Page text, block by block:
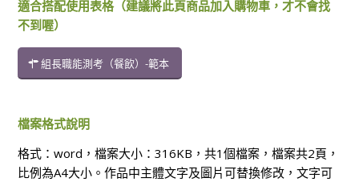
適合搭配使用表格（建議將此頁商品加入購物車，才不會找
不到喔）
組長職能測考（餐飲）-範本
檔案格式說明
格式：word，檔案大小：316KB，共1個檔案，檔案共2頁，
比例為A4大小。作品中主體文字及圖片可替換修改，文字可